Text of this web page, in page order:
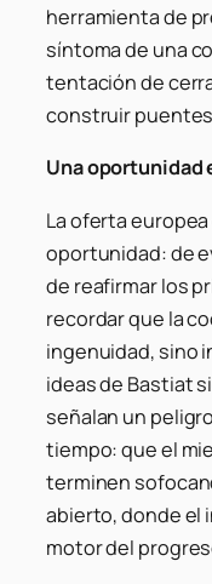
herramienta de
síntoma de una
tentación de
construir
Una oportunidad
La oferta
oportunidad: de
de reafirmar los
recordar que la
ingenuidad, sino
ideas de Bastiat
señalan un
tiempo: que el
terminen
abierto, donde el
motor del